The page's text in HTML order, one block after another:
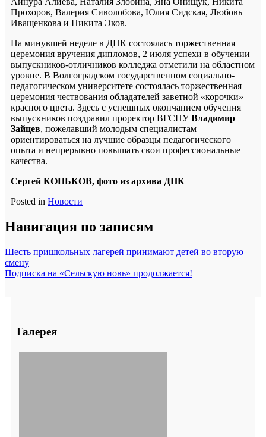
Прохоров, Валерия Сиволобова, Юлия Сидская, Любовь
Иващенкова и Никита Эков.
На минувшей неделе в ДПК состоялась торжественная
церемония вручения дипломов, 2 июля успехи в обучении
выпускников-отличников колледжа отметили на областном
уровне. В Волгоградском государственном социально-
педагогическом университете состоялась торжественная
церемония чествования обладателей заветной «корочки»
красного цвета. Здесь с успешных окончанием обучения
выпускников поздравил проректор ВГСПУВладимир
Зайцев, пожелавший молодым специалистам
ориентироваться на лучшие образцы педагогического
опыта и непрерывно повышать свои профессиональные
качества.
Сергей КОНЬКОВ, фото из архива ДПК
Posted in Новости
Навигация по записям
Шесть пришкольных лагерей принимают детей во вторую
смену
Подписка на «Сельскую новь» продолжается!
Галерея